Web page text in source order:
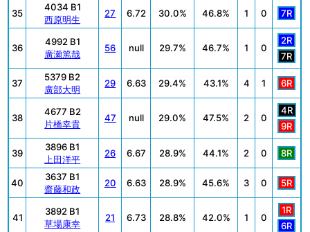
35
4034 B1
西原明生
27 6.72 30.0% 46.8% 1 0 7R
36
4992 B1
廣瀬篤哉
56 null 29.7% 46.7% 1 0
2R
7R
37
5379 B2
廣部大明
29 6.63 29.4% 43.1% 4 1 6R
38
4677 B2
片橋幸貴
47 null 29.0% 47.5% 2 0
4R
9R
39
3896 B1
上田洋平
26 6.67 28.9% 44.1% 2 0 8R
40
3637 B1
齋藤和政
20 6.63 28.9% 45.6% 3 0 5R
41
3892 B1
草場康幸
21 6.73 28.8% 42.0% 1 0
1R
6R